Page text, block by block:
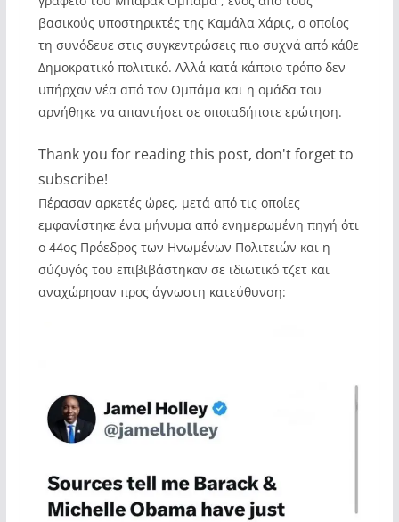
βασικούς υποστηρικτές της Καμάλα Χάρις, ο οποίος
τη συνόδευε στις συγκεντρώσεις πιο συχνά από κάθε
Δημοκρατικό πολιτικό. Αλλά κατά κάποιο τρόπο δεν
υπήρχαν νέα από τον Ομπάμα και η ομάδα του
αρνήθηκε να απαντήσει σε οποιαδήποτε ερώτηση.
Thank you for reading this post, don't forget to
subscribe!
Πέρασαν αρκετές ώρες, μετά από τις οποίες
εμφανίστηκε ένα μήνυμα από ενημερωμένη πηγή ότι
ο 44ος Πρόεδρος των Ηνωμένων Πολιτειών και η
σύζυγός του επιβιβάστηκαν σε ιδιωτικό τζετ και
αναχώρησαν προς άγνωστη κατεύθυνση: